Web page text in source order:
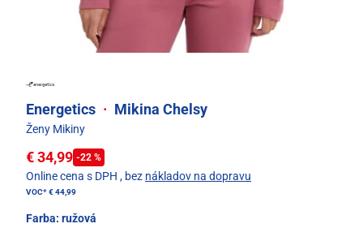
Energetics · Mikina Chelsy
Ženy Mikiny
€ 34,99 -22 %
Online cena s DPH , bez nákladov na dopravu
VOC*€ 44,99
Farba: ružová